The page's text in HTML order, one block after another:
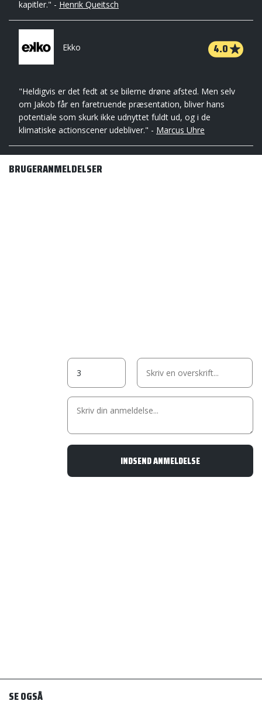
kapitler." - Henrik Queitsch
Ekko 4.0
"Heldigvis er det fedt at se bilerne drøne afsted. Men selv
om Jakob får en faretruende præsentation, bliver hans
potentiale som skurk ikke udnyttet fuldt ud, og i de
klimatiske actionscener udebliver." - Marcus Uhre
BRUGERANMELDELSER
SE OGSÅ